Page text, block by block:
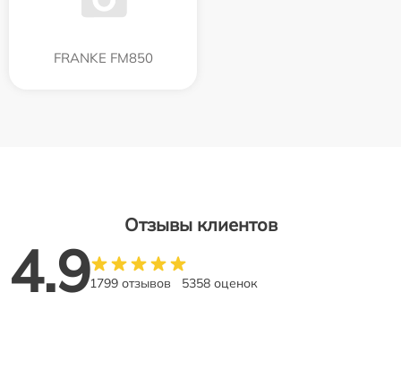
FRANKE FM850
Отзывы клиентов
4.91799 отзывов 5358 оценок